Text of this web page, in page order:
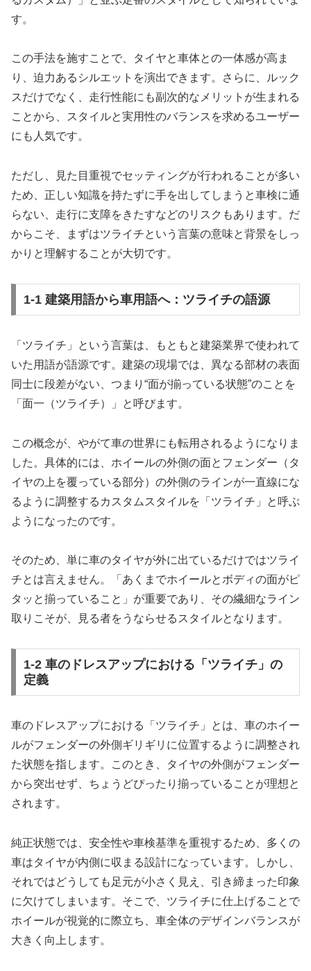
す。
この手法を施すことで、タイヤと車体との一体感が高ま
り、迫力あるシルエットを演出できます。さらに、ルック
スだけでなく、走行性能にも副次的なメリットが生まれる
ことから、スタイルと実用性のバランスを求めるユーザー
にも人気です。
ただし、見た目重視でセッティングが行われることが多い
ため、正しい知識を持たずに手を出してしまうと車検に通
らない、走行に支障をきたすなどのリスクもあります。だ
からこそ、まずはツライチという言葉の意味と背景をしっ
かりと理解することが大切です。
1-1 建築用語から車用語へ：ツライチの語源
「ツライチ」という言葉は、もともと建築業界で使われて
いた用語が語源です。建築の現場では、異なる部材の表面
同士に段差がない、つまり“面が揃っている状態”のことを
「面一（ツライチ）」と呼びます。
この概念が、やがて車の世界にも転用されるようになりま
した。具体的には、ホイールの外側の面とフェンダー（タ
イヤの上を覆っている部分）の外側のラインが一直線にな
るように調整するカスタムスタイルを「ツライチ」と呼ぶ
ようになったのです。
そのため、単に車のタイヤが外に出ているだけではツライ
チとは言えません。「あくまでホイールとボディの面がピ
タッと揃っていること」が重要であり、その繊細なライン
取りこそが、見る者をうならせるスタイルとなります。
1-2 車のドレスアップにおける「ツライチ」の
定義
車のドレスアップにおける「ツライチ」とは、車のホイー
ルがフェンダーの外側ギリギリに位置するように調整され
た状態を指します。このとき、タイヤの外側がフェンダー
から突出せず、ちょうどぴったり揃っていることが理想と
されます。
純正状態では、安全性や車検基準を重視するため、多くの
車はタイヤが内側に収まる設計になっています。しかし、
それではどうしても足元が小さく見え、引き締まった印象
に欠けてしまいます。そこで、ツライチに仕上げることで
ホイールが視覚的に際立ち、車全体のデザインバランスが
大きく向上します。